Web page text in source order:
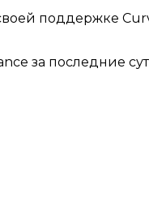
поддержке
за последние